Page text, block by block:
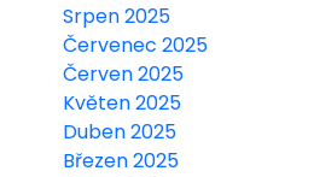
Srpen 2025
Červenec 2025
Červen 2025
Květen 2025
Duben 2025
Březen 2025